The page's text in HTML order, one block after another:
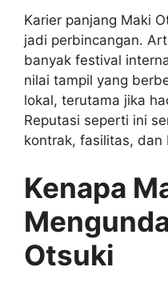
Karier panjang Maki
jadi perbincangan.
banyak festival
nilai tampil yang
lokal, terutama jika
Reputasi seperti ini
kontrak, fasilitas, dan
Kenapa
Otsuki